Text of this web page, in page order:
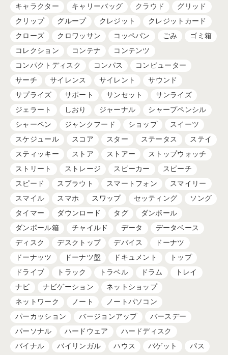
キャラクター
キャリーバッグ クラウド
グリッド
クリップ
グループ クレジット
クレジットカード
クローズ
クロワッサン コッペパン ごみ
ゴミ箱
コレクション
コンテナ
コンテンツ
コンパクトディスク
コンパス
コンピューター
サーチ
サイレンス サイレント
サウンド
サプライズ
サポート サンセット
サンライズ
ジェラート
しおり ジャーナル
シャープペンシル
シャーペン
ジャンクフード ショップ
スイーツ
スケジュール
スコア スター ステータス
ステイ
スティッキー
ストア ストアー
ストップウォッチ
ストリート
ストレージ スピーカー
スピーチ
スピード
スプラウト スマートフォン
スマイリー
スマイル
スマホ スワップ セッティング
ソング
タイマー
ダウンロード タグ
ダンボール
ダンボール箱
チャイルド データ
データベース
ディスク
デスクトップ デバイス
ドーナツ
ドーナッツ
ドーナツ盤 ドキュメント
トップ
ドライブ
トラック トラベル ドラム
トレイ
ナビ
ナビゲーション
ネットショップ
ネットワーク
ノート
ノートパソコン
パーカッション
バージョンアップ
バースデー
パーソナル
ハードウェア
ハードディスク
バイナル
バイリンガル ハウス バゲット
パス